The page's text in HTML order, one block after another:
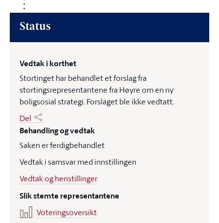
Status
Vedtak i korthet
Stortinget har behandlet et forslag fra
stortingsrepresentantene fra Høyre om en ny
boligsosial strategi. Forslaget ble ikke vedtatt.
Del
Behandling og vedtak
Saken er ferdigbehandlet
Vedtak i samsvar med innstillingen
Vedtak og henstillinger
Slik stemte representantene
Voteringsoversikt